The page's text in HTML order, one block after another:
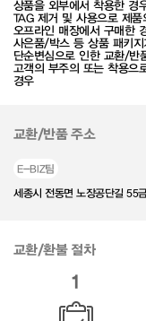
상품을 외부에서 착용한 경
TAG 제거 및 사용으로 제
오프라인 매장에서 구매한
사은품/박스 등 상품 패키
단순변심으로 인한 교환/반
고객의 부주의 또는 착용으
경우
교환/반품 주소
E-BIZ팀
세종시 전동면 노장공단길 55
교환/환불 절차
1